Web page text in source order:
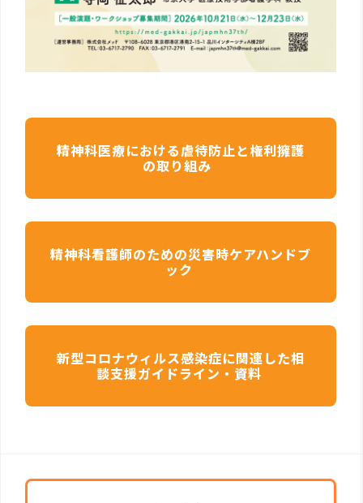
精神科医療における虐待防止と権利擁護
の取り組み
精神科看護師のための災害時ケアハンドブ
ック
新型コロナウィルス感染症に関連した相
談支援ガイドライン・資料